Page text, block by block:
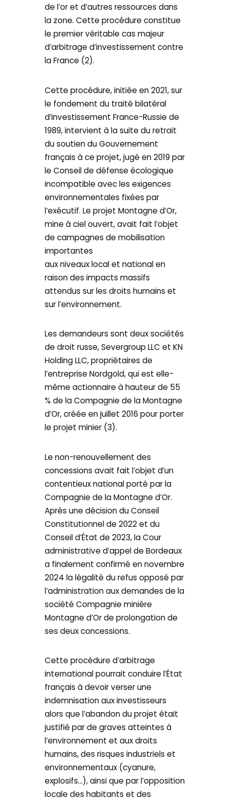
de l’or et d’autres ressources dans
la zone. Cette procédure constitue
le premier véritable cas majeur
d’arbitrage d’investissement contre
la France (2).
Cette procédure, initiée en 2021, sur
le fondement du traité bilatéral
d’investissement France-Russie de
1989, intervient à la suite du retrait
du soutien du Gouvernement
français à ce projet, jugé en 2019 par
le Conseil de défense écologique
incompatible avec les exigences
environnementales fixées par
l’exécutif. Le projet Montagne d’Or,
mine à ciel ouvert, avait fait l’objet
de campagnes de mobilisation
importantes
aux niveaux local et national en
raison des impacts massifs
attendus sur les droits humains et
sur l’environnement.
Les demandeurs sont deux sociétés
de droit russe, Severgroup LLC et KN
Holding LLC, propriétaires de
l’entreprise Nordgold, qui est elle-
même actionnaire à hauteur de 55
% de la Compagnie de la Montagne
d’Or, créée en juillet 2016 pour porter
le projet minier (3).
Le non-renouvellement des
concessions avait fait l’objet d’un
contentieux national porté par la
Compagnie de la Montagne d’Or.
Après une décision du Conseil
Constitutionnel de 2022 et du
Conseil d’État de 2023, la Cour
administrative d’appel de Bordeaux
a finalement confirmé en novembre
2024 la légalité du refus opposé par
l’administration aux demandes de la
société Compagnie minière
Montagne d’Or de prolongation de
ses deux concessions.
Cette procédure d’arbitrage
international pourrait conduire l’État
français à devoir verser une
indemnisation aux investisseurs
alors que l’abandon du projet était
justifié par de graves atteintes à
l’environnement et aux droits
humains, des risques industriels et
environnementaux (cyanure,
explosifs…), ainsi que par l’opposition
locale des habitants et des